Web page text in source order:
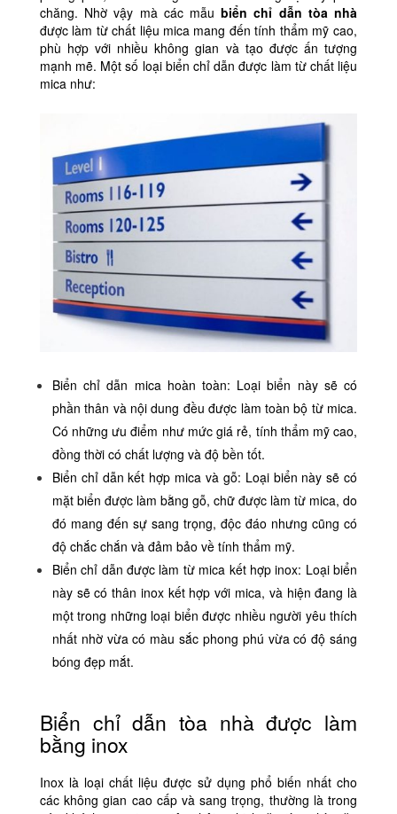
chăng. Nhờ vậy mà các mẫu biển chỉ dẫn tòa nhà
được làm từ chất liệu mica mang đến tính thẩm mỹ cao,
phù hợp với nhiều không gian và tạo được ấn tượng
mạnh mẽ. Một số loại biển chỉ dẫn được làm từ chất liệu
mica như:
Biển chỉ dẫn mica hoàn toàn: Loại biển này sẽ có
phần thân và nội dung đều được làm toàn bộ từ mica.
Có những ưu điểm như mức giá rẻ, tính thẩm mỹ cao,
đồng thời có chất lượng và độ bền tốt.
Biển chỉ dẫn kết hợp mica và gỗ: Loại biển này sẽ có
mặt biển được làm bằng gỗ, chữ được làm từ mica, do
đó mang đến sự sang trọng, độc đáo nhưng cũng có
độ chắc chắn và đảm bảo về tính thẩm mỹ.
Biển chỉ dẫn được làm từ mica kết hợp inox: Loại biển
này sẽ có thân inox kết hợp với mica, và hiện đang là
một trong những loại biển được nhiều người yêu thích
nhất nhờ vừa có màu sắc phong phú vừa có độ sáng
bóng đẹp mắt.
Biển chỉ dẫn tòa nhà được làm
bằng inox
Inox là loại chất liệu được sử dụng phổ biến nhất cho
các không gian cao cấp và sang trọng, thường là trong